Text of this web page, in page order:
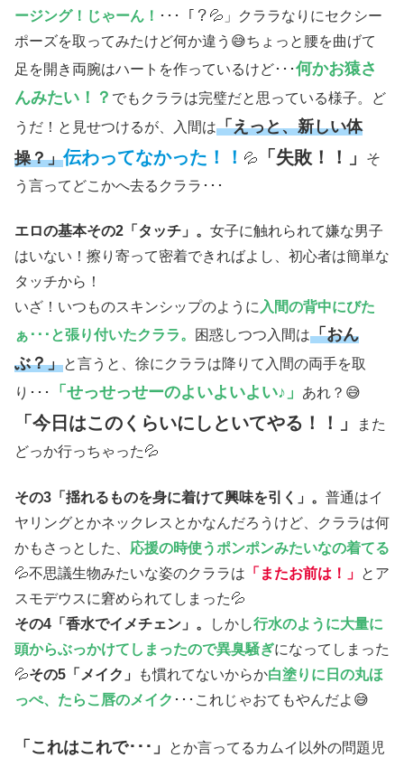
ージング！じゃーん！ ･･･「？💦」クララなりにセクシー
ポーズを取ってみたけど何か違う😅ちょっと腰を曲げて
足を開き両腕はハートを作っているけど･･･何かお猿さ
んみたい！？ でもクララは完璧だと思っている様子。ど
うだ！と見せつけるが、入間は「えっと、新しい体
操？」伝わってなかった！！ 💦 「失敗！！」
そ
う言ってどこかへ去るクララ･･･
エロの基本その2「タッチ」。 女子に触れられて嫌な男子
はいない！擦り寄って密着できればよし、初心者は簡単な
タッチから！
いざ！いつものスキンシップのように入間の背中にびた
ぁ･･･と張り付いたクララ。
困惑しつつ入間は「おん
ぶ？」と言うと、徐にクララは降りて入間の両手を取
り･･･
「せっせっせーのよいよいよい♪」 あれ？😅
「今日はこのくらいにしといてやる！！」
また
どっか行っちゃった💦
その3「揺れるものを身に着けて興味を引く」。 普通はイ
ヤリングとかネックレスとかなんだろうけど、クララは何
かもさっとした、 応援の時使うポンポンみたいなの着てる
💦不思議生物みたいな姿のクララは 「またお前は！」 とア
スモデウスに窘められてしまった💦
その4「香水でイメチェン」。
しかし行水のように大量に
頭からぶっかけてしまったので異臭騒ぎになってしまった
💦その5「メイク」 も慣れてないからか白塗りに日の丸ほ
っぺ、たらこ唇のメイク ･･･これじゃおてもやんだよ😅
「これはこれで･･･」
とか言ってるカムイ以外の問題児